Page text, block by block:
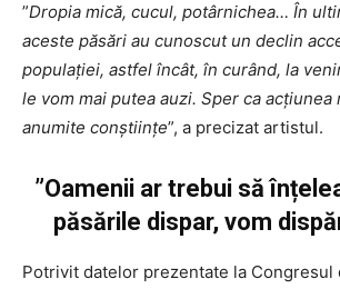
”Dropia mică, cucul, potârnichea… În
aceste păsări au cunoscut un declin
populației, astfel încât, în curând, la
le vom mai putea auzi. Sper ca acțiunea
anumite conștiințe”, a precizat artistul.
”Oamenii ar trebui să
păsările dispar, vom
Potrivit datelor prezentate la Congresul